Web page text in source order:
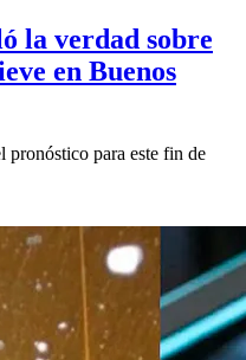
la verdad sobre
en Buenos
pronóstico para este fin de